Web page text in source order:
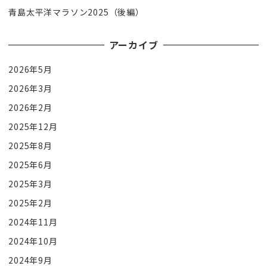
青島太平洋マラソン2025（後編）
アーカイブ
2026年5月
2026年3月
2026年2月
2025年12月
2025年8月
2025年6月
2025年3月
2025年2月
2024年11月
2024年10月
2024年9月